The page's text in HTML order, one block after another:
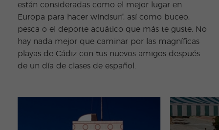
están consideradas como el mejor lugar en
Europa para hacer windsurf, así como buceo,
pesca o el deporte acuático que más te guste. No
hay nada mejor que caminar por las magníficas
playas de Cádiz con tus nuevos amigos después
de un día de clases de español.